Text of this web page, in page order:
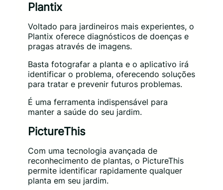
Plantix
Voltado para jardineiros mais experientes, o
Plantix oferece diagnósticos de doenças e
pragas através de imagens.
Basta fotografar a planta e o aplicativo irá
identificar o problema, oferecendo soluções
para tratar e prevenir futuros problemas.
É uma ferramenta indispensável para
manter a saúde do seu jardim.
PictureThis
Com uma tecnologia avançada de
reconhecimento de plantas, o PictureThis
permite identificar rapidamente qualquer
planta em seu jardim.